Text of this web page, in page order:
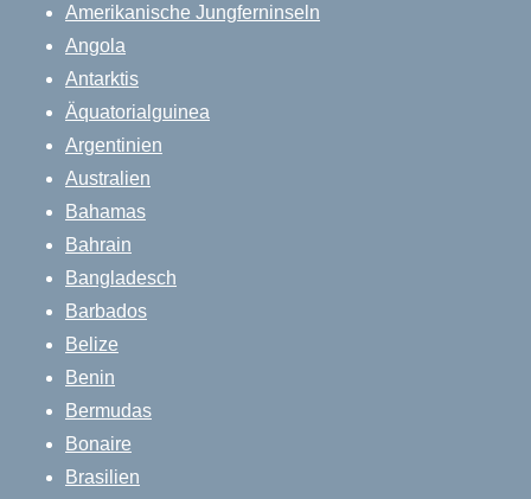
Amerikanische Jungferninseln
Angola
Antarktis
Äquatorialguinea
Argentinien
Australien
Bahamas
Bahrain
Bangladesch
Barbados
Belize
Benin
Bermudas
Bonaire
Brasilien